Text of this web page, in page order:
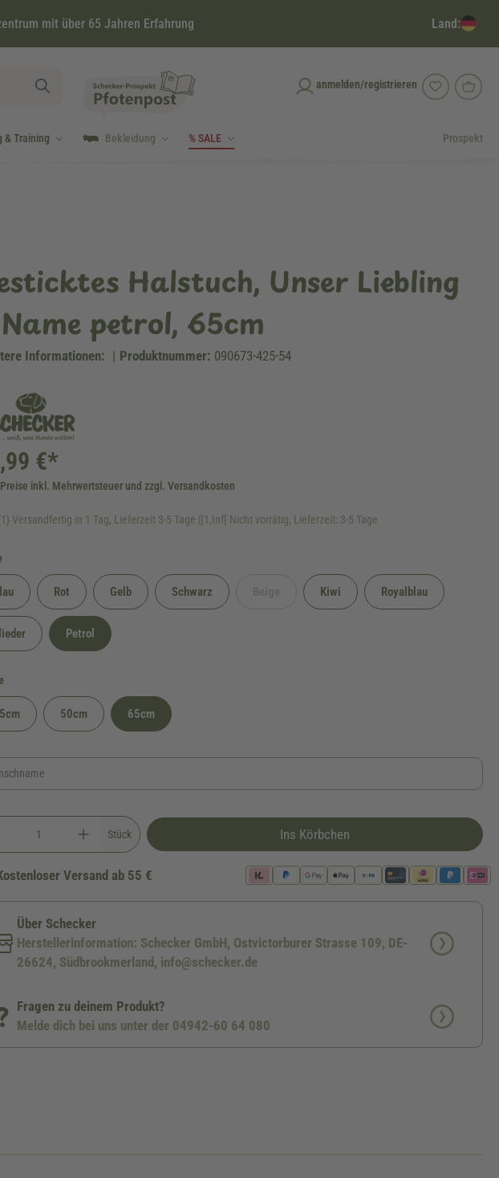
mit über 65 Jahren Erfahrung Land:
anmelden/registrieren
& Training Bekleidung % SALE Prospekt
Halstuch, Unser Liebling
petrol, 65cm
Informationen: | Produktnummer: 090673-425-54
€*
inkl. Mehrwertsteuer und zzgl. Versandkosten
Versandfertig in 1 Tag, Lieferzeit 3-5 Tage |]1,Inf[ Nicht vorrätig, Lieferzeit: 3-5 Tage
Rot Gelb Schwarz (Diese Option ist zurzeit nicht verfügbar.)
Kiwi Royalblau
Petrol
50cm 65cm
Stück Ins Körbchen
Versand ab 55 €
Über Schecker
Herstellerinformation: Schecker GmbH, Ostvictorburer Strasse 109, DE-
26624, Südbrookmerland, info@schecker.de
Fragen zu deinem Produkt?
Melde dich bei uns unter der 04942-60 64 080